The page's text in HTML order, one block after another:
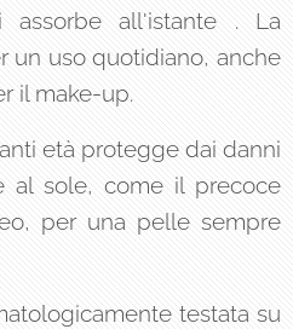
assorbe all'istante . La
un uso quotidiano, anche
il make-up.
età protegge dai danni
al sole, come il precoce
per una pelle sempre
testata su